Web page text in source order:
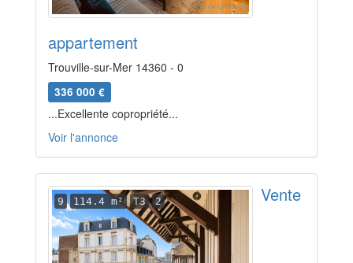
appartement
Trouville-sur-Mer 14360 - 0
336 000 €
...Excellente copropriété...
Voir l'annonce
9 114.4 m² T3 2 Vente